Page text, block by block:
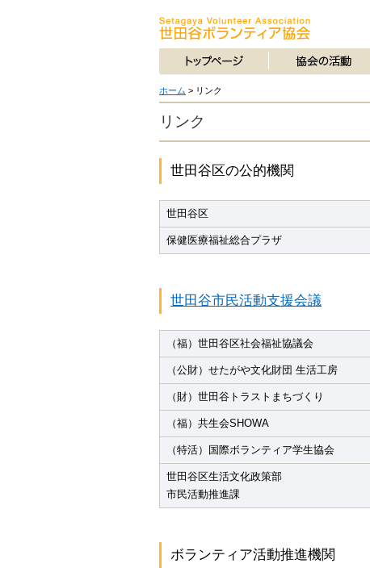
ホーム > リンク
リンク
世田谷区の公的機関
世田谷区
保健医療福祉総合プラザ
世田谷市民活動支援会議
（福）世田谷区社会福祉協議会
（公財）せたがや文化財団 生活工房
（財）世田谷トラストまちづくり
（福）共生会SHOWA
（特活）国際ボランティア学生協会
世田谷区生活文化政策部
市民活動推進課
ボランティア活動推進機関